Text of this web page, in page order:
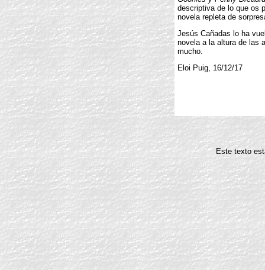
descriptiva de lo que os
novela repleta de
Jesús Cañadas lo ha
novela a la altura de las
mucho.
Eloi Puig, 16/12/17
Este texto